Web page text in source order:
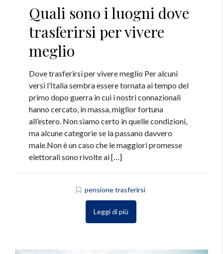
Quali sono i luogni dove
trasferirsi per vivere
meglio
Dove trasferirsi per vivere meglio Per alcuni
versi l’Italia sembra essere tornata ai tempo del
primo dopo guerra in cui i nostri connazionali
hanno cercato, in massa, miglior fortuna
all’estero. Non siamo certo in quelle condizioni,
ma alcune categorie se la passano davvero
male.Non è un caso che le maggiori promesse
elettorali sono rivolte ai […]
pensione trasferirsi
Leggi di più